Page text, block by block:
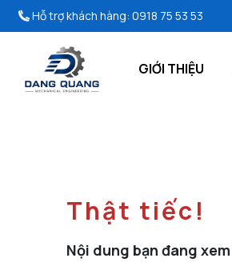
Hỗ trợ khách hàng: 0918 75 53 53
GIỚI THIỆU
Thật tiếc!
Nội dung bạn đang